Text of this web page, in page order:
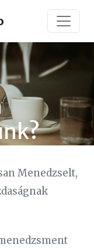
Menedzselt,